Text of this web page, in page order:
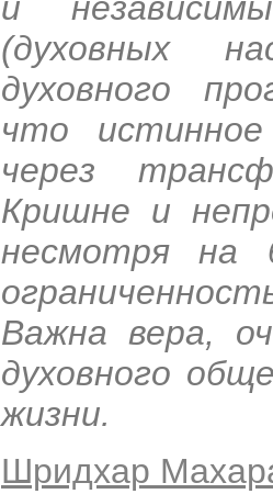
(духовных
духовного
что истинное
через
Кришне и
несмотря на
Важна вера,
духовного
жизни.
Шридхар